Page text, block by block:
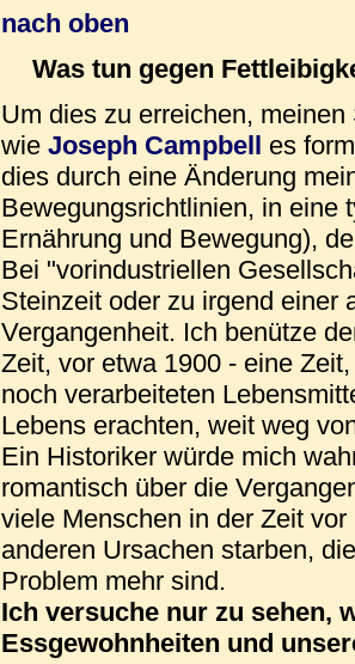
nach oben
Was tun gegen
Um dies zu erreichen,
wie Joseph Campbell es
dies durch eine Änderung
Bewegungsrichtlinien, in eine
Ernährung und Bewegung),
Bei "vorindustriellen
Steinzeit oder zu irgend einer
Vergangenheit. Ich benütze
Zeit, vor etwa 1900 - eine
noch verarbeiteten
Lebens erachten, weit weg
Ein Historiker würde mich
romantisch über die
viele Menschen in der Zeit
anderen Ursachen starben,
Problem mehr sind.
Ich versuche nur zu sehen,
Essgewohnheiten und